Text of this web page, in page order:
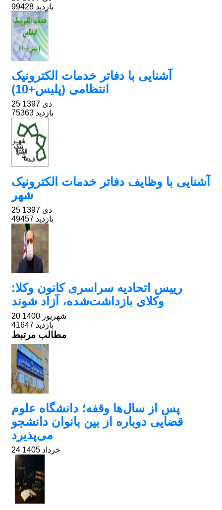
99428 بازدید
آشنایی با دفاتر خدمات الکترونیک
انتظامی (پلیس+10)
25 دی 1397
75363 بازدید
آشنایی با وظایف دفاتر خدمات الکترونیک
شهر
25 دی 1397
49457 بازدید
رییس اتحادیه سراسری کانون وکلا:
وکلای بازداشت‌شده، آزاد شوند
20 شهریور 1400
41647 بازدید
مطالب مرتبط
پس از سال‌ها وقفه؛ دانشگاه علوم
قضایی دوباره از بین بانوان دانشجو
می‌پذیرد
24 خرداد 1405